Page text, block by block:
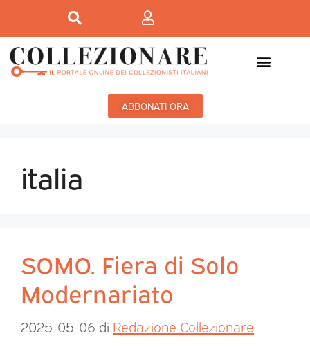
ABBONATI ORA
italia
SOMO. Fiera di Solo
Modernariato
2025-05-06 di Redazione Collezionare